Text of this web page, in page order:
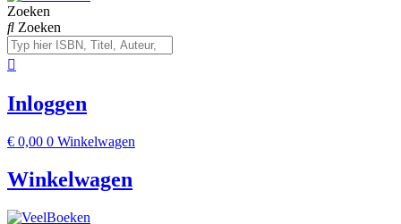
Zoeken
Zoeken
Inloggen
€ 0,00 0 Winkelwagen
Winkelwagen